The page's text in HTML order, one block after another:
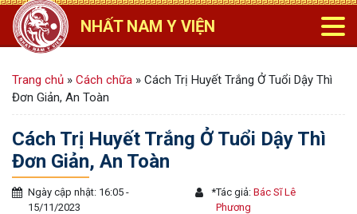
NHẤT NAM Y VIỆN
Trang chủ » Cách chữa » Cách Trị Huyết Trắng Ở Tuổi Dậy Thì
Đơn Giản, An Toàn
Cách Trị Huyết Trắng Ở Tuổi Dậy Thì
Đơn Giản, An Toàn
Ngày cập nhật: 16:05 -
15/11/2023
*Tác giả:Bác Sĩ Lê
Phương